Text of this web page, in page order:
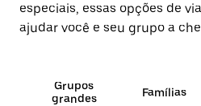
especiais, essas opções de
ajudar você e seu grupo a
Grupos
grandes
Famílias